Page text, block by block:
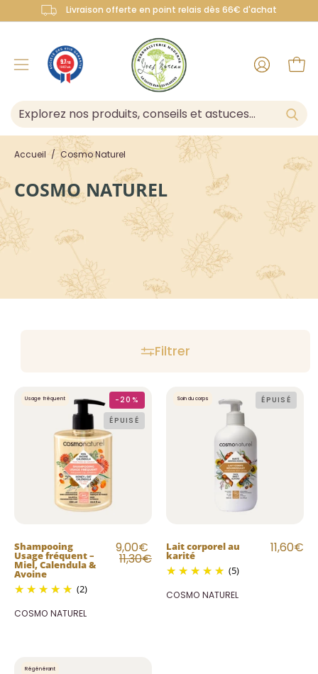
au
Livraison offerte en point relais dès 66€ d'achat
☀️ Lunettes Éclipse Solaire OFFERTES pour
Ouvrir
menu
de
navigation
9.7/10
16427 avis
Mon
Accueil / Cosmo Naturel
COSMO NATUREL
Filtrer
Shampooing
Usage
fréquent
–
Miel,
Calendula
&
Usage fréquent
-20%
ÉPUISÉ
Shampooing
Usage fréquent –
Miel, Calendula &
Avoine
(2)
9,00€
11,30€
COSMO NATUREL
corporel
au
karité
Soin du corps ÉPUISÉ
Lait corporel au
karité
(5)
11,60€
COSMO NATUREL
Régénérant